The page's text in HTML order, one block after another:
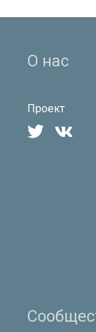
О нас
Проект
 